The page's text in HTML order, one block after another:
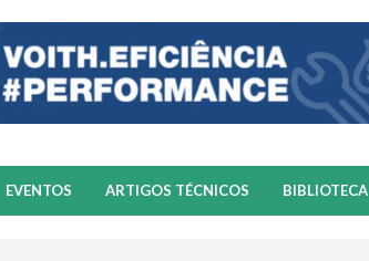
EVENTOS ARTIGOS TÉCNICOS BIBLIOTECA